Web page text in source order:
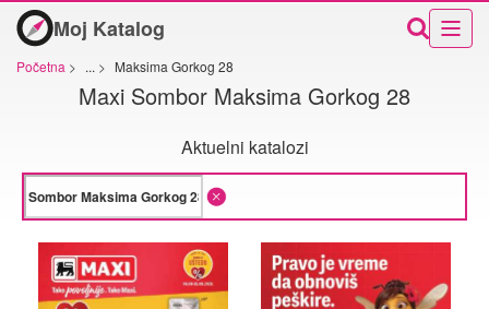
Moj Katalog
Početna > ... > Maksima Gorkog 28
Maxi Sombor Maksima Gorkog 28
Aktuelni katalozi